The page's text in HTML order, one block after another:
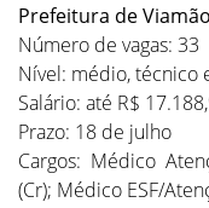
Prefeitura de Viamão
Número de vagas: 33
Nível: médio, técnico
Salário: até R$
Prazo: 18 de julho
Cargos: Médico
(Cr); Médico ESF/